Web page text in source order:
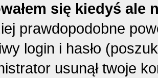
się kiedyś ale
prawdopodobne
login i hasło
usunął twoje